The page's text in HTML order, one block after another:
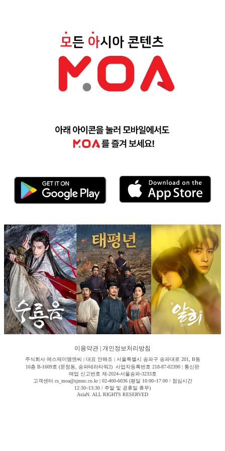
이용약관 개인정보처리방침
주식회사 에스제이엠엔씨 | 대표 안해조 | 서울특별시 송파구 송파대로 201, B동
16층 B-1609호 (문정동, 송파테라타워2) 사업자등록번호 218-87-02390 | 통신판
매업 신고번호 제-2024-서울송파-3233호
고객센터 cs_moa@sjmnc.co.kr | 02-400-6036 (평일 10:00~17:00 / 점심시간
12:30~13:30 / 주말 및 공휴일 휴무)
AsiaN. ALL RIGHTS RESERVED